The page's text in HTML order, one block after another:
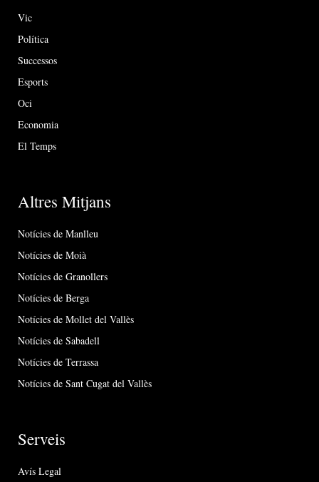
Vic
Política
Successos
Esports
Oci
Economia
El Temps
Altres Mitjans
Notícies de Manlleu
Notícies de Moià
Notícies de Granollers
Notícies de Berga
Notícies de Mollet del Vallès
Notícies de Sabadell
Notícies de Terrassa
Notícies de Sant Cugat del Vallès
Serveis
Avís Legal